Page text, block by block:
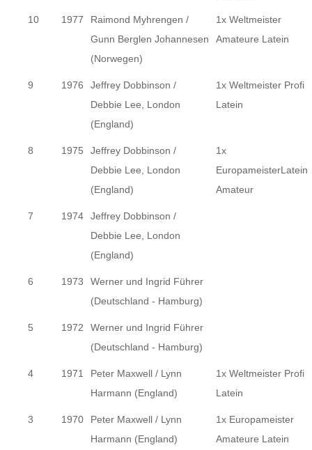
10 1977
Raimond Myhrengen /
Gunn Berglen Johannesen
(Norwegen)
1x Weltmeister
Amateure Latein
9 1976
Jeffrey Dobbinson /
Debbie Lee, London
(England)
1x Weltmeister Profi
Latein
8 1975
Jeffrey Dobbinson /
Debbie Lee, London
(England)
1x
EuropameisterLatein
Amateur
7 1974
Jeffrey Dobbinson /
Debbie Lee, London
(England)
6 1973
Werner und Ingrid Führer
(Deutschland - Hamburg)
5 1972
Werner und Ingrid Führer
(Deutschland - Hamburg)
4 1971
Peter Maxwell / Lynn
Harmann (England)
1x Weltmeister Profi
Latein
3 1970
Peter Maxwell / Lynn
Harmann (England)
1x Europameister
Amateure Latein